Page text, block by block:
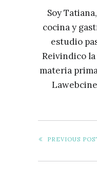
Soy
cocina y
estudio
Reivindico
materia
PREVIOUS